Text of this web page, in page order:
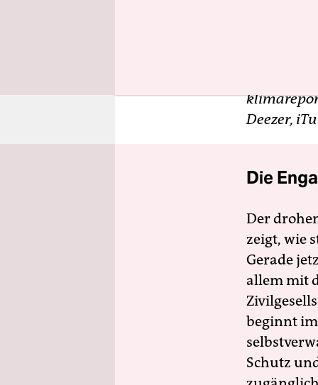
„klima
Deezer,
Die
Der
zeigt, wie
Gerade
allem mit
beginnt
Schutz